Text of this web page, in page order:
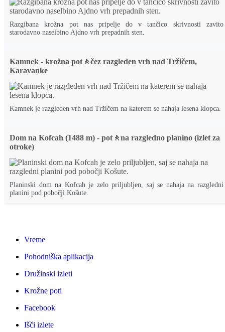
Razgibana krožna pot nas pripelje do v tančico skrivnosti zavito
starodavno naselbino Ajdno vrh prepadnih sten.
Kamnek - krožna pot🚶čez razgleden vrh nad Tržičem,
Karavanke
Kamnek je razgleden vrh nad Tržičem na katerem se nahaja lesena klopca.
Dom na Kofcah (1488 m) - pot🚶na razgledno planino (izlet za
otroke)
Planinski dom na Kofcah je zelo priljubljen, saj se nahaja na razgledni
planini pod pobočji Košute.
Vreme
Pohodniška aplikacija
Družinski izleti
Krožne poti
Facebook
Išči izlete